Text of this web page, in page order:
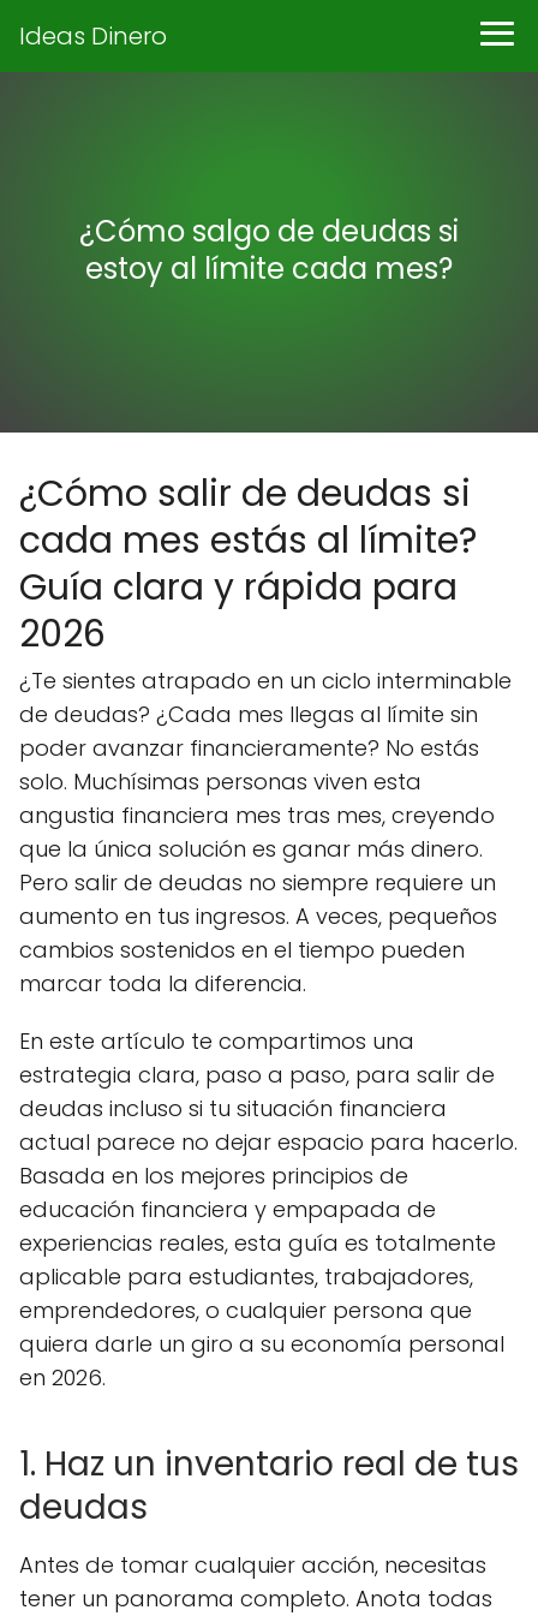
Ideas Dinero
¿Cómo salgo de deudas si
estoy al límite cada mes?
¿Cómo salir de deudas si
cada mes estás al límite?
Guía clara y rápida para
2026
¿Te sientes atrapado en un ciclo interminable
de deudas? ¿Cada mes llegas al límite sin
poder avanzar financieramente? No estás
solo. Muchísimas personas viven esta
angustia financiera mes tras mes, creyendo
que la única solución es ganar más dinero.
Pero salir de deudas no siempre requiere un
aumento en tus ingresos. A veces, pequeños
cambios sostenidos en el tiempo pueden
marcar toda la diferencia.
En este artículo te compartimos una
estrategia clara, paso a paso, para salir de
deudas incluso si tu situación financiera
actual parece no dejar espacio para hacerlo.
Basada en los mejores principios de
educación financiera y empapada de
experiencias reales, esta guía es totalmente
aplicable para estudiantes, trabajadores,
emprendedores, o cualquier persona que
quiera darle un giro a su economía personal
en 2026.
1. Haz un inventario real de tus
deudas
Antes de tomar cualquier acción, necesitas
tener un panorama completo. Anota todas